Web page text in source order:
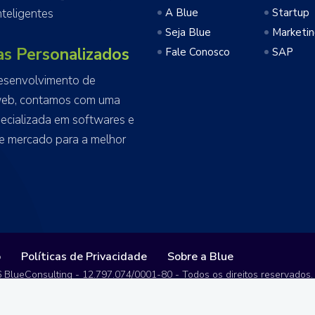
Personalizados
de
contamos com uma
em softwares e
mercado para a melhor
A Blue
Seja Blue
Fale Conosco
Startup
SAP
Políticas de Privacidade Sobre a Blue
- 12.797.074/0001-80 - Todos os direitos reservados.